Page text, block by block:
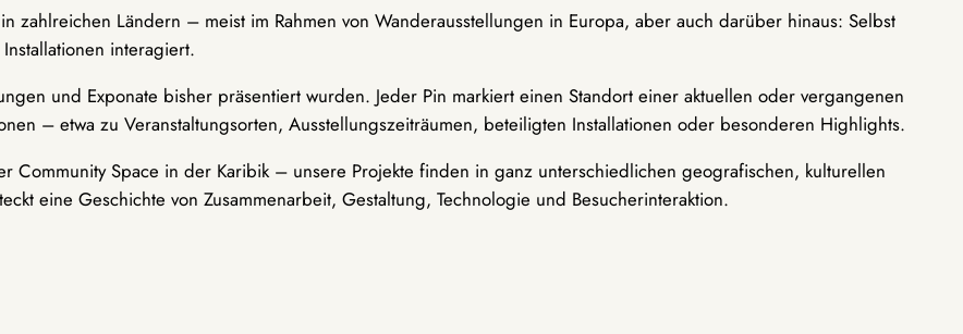
zahlreichen Ländern – meist im Rahmen von Wanderausstellungen in Europa, aber auch darüber hinaus: Selbst
interagiert.
und Exponate bisher präsentiert wurden. Jeder Pin markiert einen Standort einer aktuellen oder vergangenen
– etwa zu Veranstaltungsorten, Ausstellungszeiträumen, beteiligten Installationen oder besonderen Highlights.
Community Space in der Karibik – unsere Projekte finden in ganz unterschiedlichen geografischen, kulturellen
eine Geschichte von Zusammenarbeit, Gestaltung, Technologie und Besucherinteraktion.